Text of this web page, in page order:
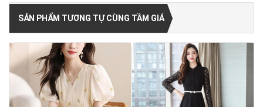
SẢN PHẨM TƯƠNG TỰ CÙNG TẦM GIÁ